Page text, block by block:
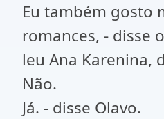
Eu também gosto
romances, - disse
leu Ana Karenina,
Não.
Já. - disse Olavo.